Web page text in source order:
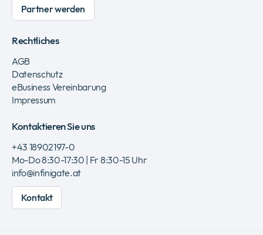
Partner werden
Rechtliches
AGB
Datenschutz
eBusiness Vereinbarung
Impressum
Kontaktieren Sie uns
+43 18902197-0
Mo-Do 8:30-17:30 | Fr 8:30-15 Uhr
info@infinigate.at
Kontakt